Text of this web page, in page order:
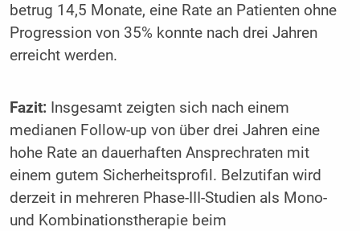
betrug 14,5 Monate, eine Rate an Patienten ohne
Progression von 35% konnte nach drei Jahren
erreicht werden.
Fazit:Insgesamt zeigten sich nach einem
medianen Follow-up von über drei Jahren eine
hohe Rate an dauerhaften Ansprechraten mit
einem gutem Sicherheitsprofil. Belzutifan wird
derzeit in mehreren Phase-III-Studien als Mono-
und Kombinationstherapie beim